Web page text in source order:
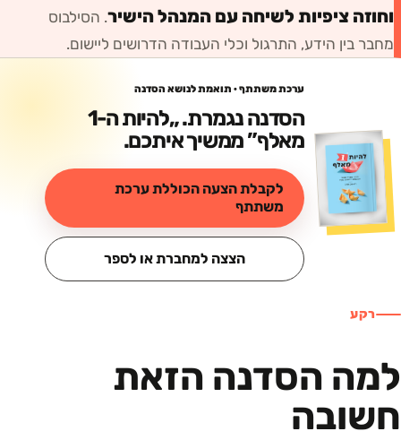
וחוזה ציפיות לשיחה עם המנהל הישיר. הסילבוס
מחבר בין הידע, התרגול וכלי העבודה הדרושים ליישום.
ערכת משתתף · תואמת לנושא הסדנה
הסדנה נגמרת. „
להיות ה-1
מאלף” ממשיך איתכם.
לקבלת הצעה הכוללת ערכת
משתתף
הצצה למחברת או לספר
רקע
למה הסדנה הזאת
חשובה